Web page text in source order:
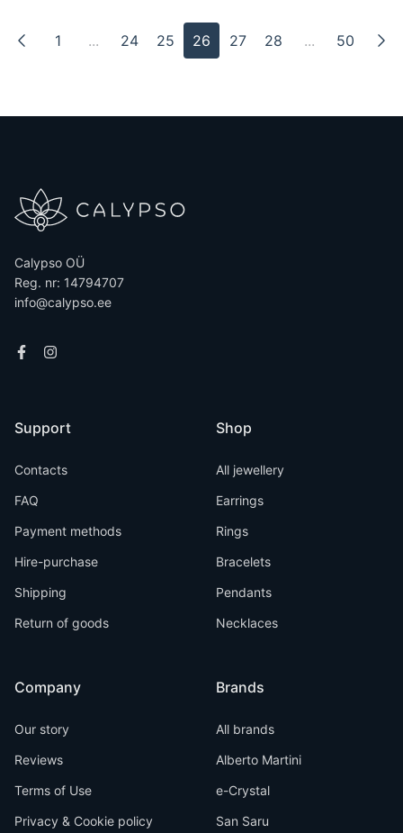
1 ... 24 25 26 27 28 ... 50
Calypso OÜ
Reg. nr: 14794707
info@calypso.ee
Support
Contacts
FAQ
Payment methods
Hire-purchase
Shipping
Return of goods
Company
Our story
Reviews
Terms of Use
Privacy & Cookie policy
Shop
All jewellery
Earrings
Rings
Bracelets
Pendants
Necklaces
Brands
All brands
Alberto Martini
e-Crystal
San Saru